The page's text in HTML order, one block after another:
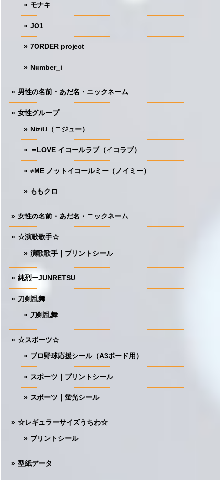
モナキ
JO1
7ORDER project
Number_i
男性の名前・あだ名・ニックネーム
女性グループ
NiziU（ニジュー）
＝LOVE イコールラブ（イコラブ）
≠ME ノットイコールミー（ノイミー）
ももクロ
女性の名前・あだ名・ニックネーム
☆演歌歌手☆
演歌歌手｜プリントシール
純烈ーJUNRETSU
刀剣乱舞
刀剣乱舞
☆スポーツ☆
プロ野球応援シール（A3ボード用）
スポーツ｜プリントシール
スポーツ｜蛍光シール
☆レギュラーサイズうちわ☆
プリントシール
型紙データ